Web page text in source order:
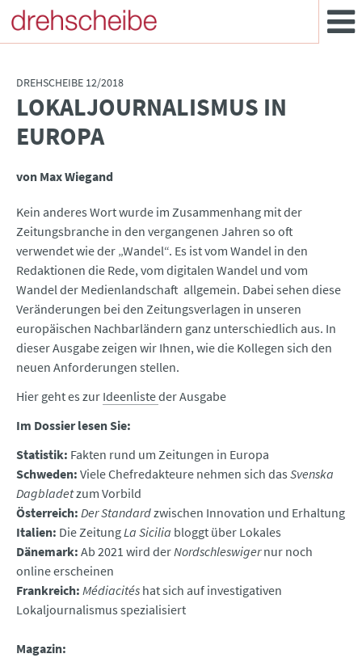
DREHSCHEIBE 12/2018
:LOKALJOURNALISMUS IN
EUROPA
von Max Wiegand
Kein anderes Wort wurde im Zusammenhang mit der
Zeitungsbranche in den vergangenen Jahren so oft
verwendet wie der „Wandel“. Es ist vom Wandel in den
Redaktionen die Rede, vom digitalen Wandel und vom
Wandel der Medienlandschaft allgemein. Dabei sehen diese
Veränderungen bei den Zeitungsverlagen in unseren
europäischen Nachbarländern ganz unterschiedlich aus. In
dieser Ausgabe zeigen wir Ihnen, wie die Kollegen sich den
neuen Anforderungen stellen.
Hier geht es zur Ideenlisteder Ausgabe
Im Dossier lesen Sie:
Statistik: Fakten rund um Zeitungen in Europa
Schweden: Viele Chefredakteure nehmen sich das Svenska
Dagbladetzum Vorbild
Österreich: Der Standardzwischen Innovation und Erhaltung
Italien: Die ZeitungLa Sicilia bloggt über Lokales
Dänemark: Ab 2021 wird derNordschleswigernur noch
online erscheinen
Frankreich: Médiacités hat sich auf investigativen
Lokaljournalismus spezialisiert
Magazin: